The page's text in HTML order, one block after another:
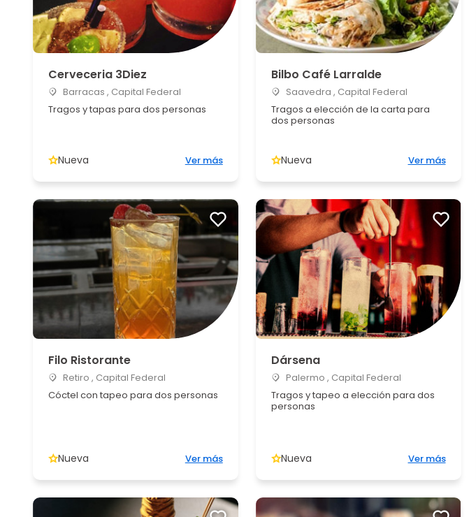
Cerveceria 3Diez
Barracas , Capital Federal
Tragos y tapas para dos personas
Nueva Ver más
Bilbo Café Larralde
Saavedra , Capital Federal
Tragos a elección de la carta para
dos personas
Nueva Ver más
Filo Ristorante
Retiro , Capital Federal
Cóctel con tapeo para dos personas
Nueva Ver más
Dársena
Palermo , Capital Federal
Tragos y tapeo a elección para dos
personas
Nueva Ver más